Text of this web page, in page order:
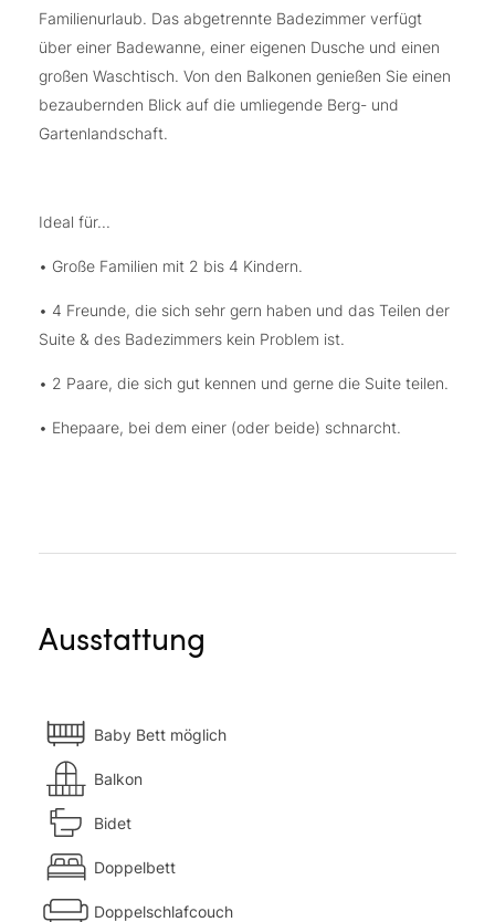
Familienurlaub. Das abgetrennte Badezimmer verfügt
über einer Badewanne, einer eigenen Dusche und einen
großen Waschtisch. Von den Balkonen genießen Sie einen
bezaubernden Blick auf die umliegende Berg- und
Gartenlandschaft.
Ideal für...
• Große Familien mit 2 bis 4 Kindern.
• 4 Freunde, die sich sehr gern haben und das Teilen der
Suite & des Badezimmers kein Problem ist.
• 2 Paare, die sich gut kennen und gerne die Suite teilen.
• Ehepaare, bei dem einer (oder beide) schnarcht.
Ausstattung
Baby Bett möglich
Balkon
Bidet
Doppelbett
Doppelschlafcouch